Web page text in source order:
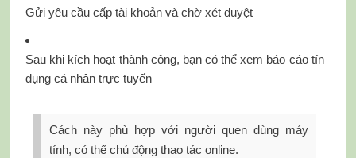
Gửi yêu cầu cấp tài khoản và chờ xét duyệt
Sau khi kích hoạt thành công, bạn có thể xem báo cáo tín
dụng cá nhân trực tuyến
Cách này phù hợp với người quen dùng máy
tính, có thể chủ động thao tác online.